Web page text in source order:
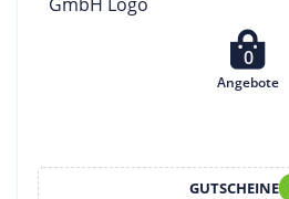
0
Angebote
GUTSCHEINE